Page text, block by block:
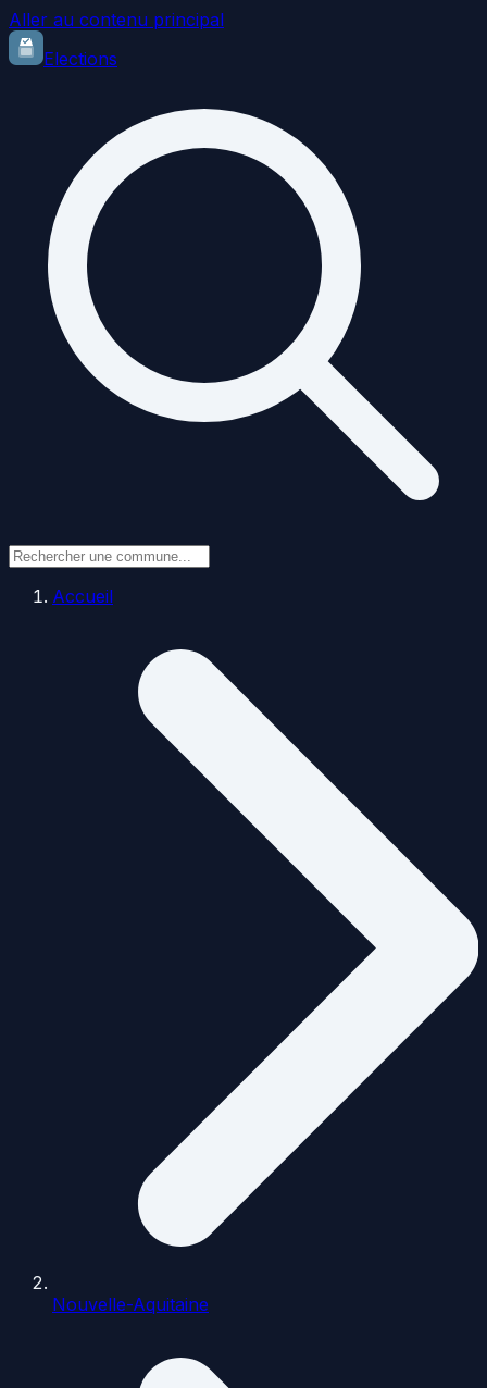
Aller au contenu principal
Elections
Accueil
Nouvelle-Aquitaine